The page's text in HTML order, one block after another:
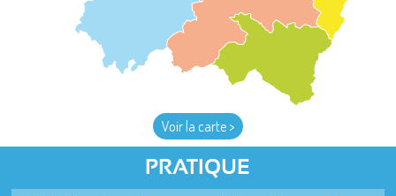
Voir la carte >
PRATIQUE